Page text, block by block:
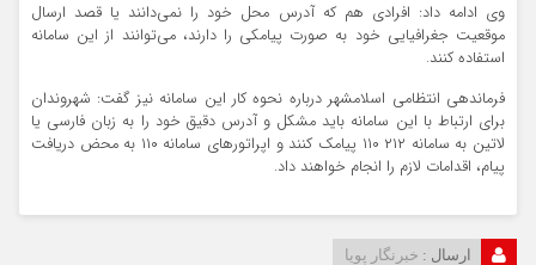
وی ادامه داد: افرادی هم که آدرس محل خود را نمی‌دانند یا قصد ارسال
موقعیت جغرافیایی خود به صورت پیامکی را دارند، می‌توانند از این سامانه
استفاده کنند.
فرماندهی انتظامی اسلامشهر درباره نحوه کار این سامانه نیز گفت: شهروندان
برای ارتباط با این سامانه باید مشکل و آدرس دقیق خود را به زبان فارسی یا
لاتین به سامانه ۲۱۲ ۱۱۰ پیامک کنند و اپراتورهای سامانه ۱۱۰ به محض دریافت
پیام، اقدامات لازم را انجام خواهند داد.
ارسال : خبرنگار پویا